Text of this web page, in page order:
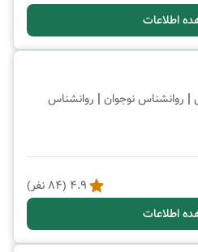
اطلاعات
| روانشناس نوجوان | روانشناس
4.9
(
84 نفر)
اطلاعات